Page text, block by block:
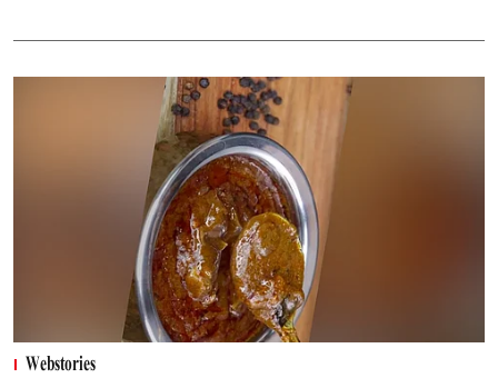
Webstories